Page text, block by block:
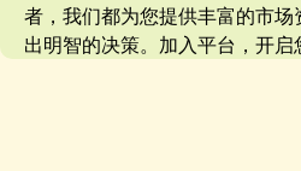
者，我们都为您提供丰富的市
出明智的决策。加入平台，开启